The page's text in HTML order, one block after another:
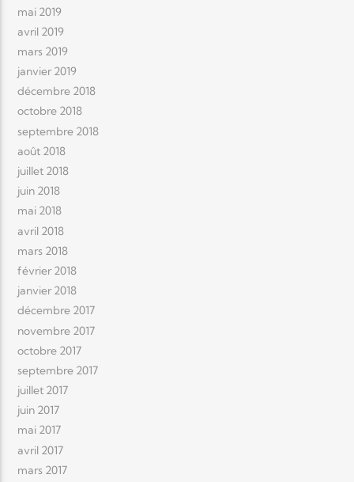
mai 2019
avril 2019
mars 2019
janvier 2019
décembre 2018
octobre 2018
septembre 2018
août 2018
juillet 2018
juin 2018
mai 2018
avril 2018
mars 2018
février 2018
janvier 2018
décembre 2017
novembre 2017
octobre 2017
septembre 2017
juillet 2017
juin 2017
mai 2017
avril 2017
mars 2017